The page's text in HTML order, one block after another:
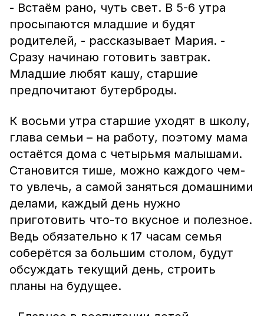
- Встаём рано, чуть свет. В 5-6 утра
просыпаются младшие и будят
родителей, - рассказывает Мария. -
Сразу начинаю готовить завтрак.
Младшие любят кашу, старшие
предпочитают бутерброды.
К восьми утра старшие уходят в школу,
глава семьи – на работу, поэтому мама
остаётся дома с четырьмя малышами.
Становится тише, можно каждого чем-
то увлечь, а самой заняться домашними
делами, каждый день нужно
приготовить что-то вкусное и полезное.
Ведь обязательно к 17 часам семья
соберётся за большим столом, будут
обсуждать текущий день, строить
планы на будущее.